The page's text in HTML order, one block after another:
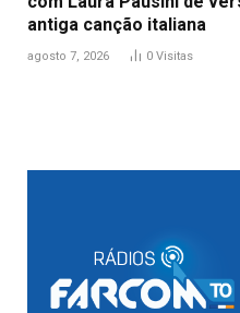
antiga canção italiana
agosto 7, 2026 0 Visitas